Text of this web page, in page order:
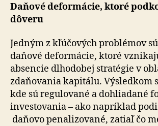
Daňové deformácie, ktoré
dôveru
Jedným z kľúčových problémov
daňové deformácie, ktoré
absencie dlhodobej stratégie v
zdaňovania kapitálu. Výsledkom
kde sú regulované a dohliadané
investovania – ako napríklad
daňovo penalizované, zatiaľ čo